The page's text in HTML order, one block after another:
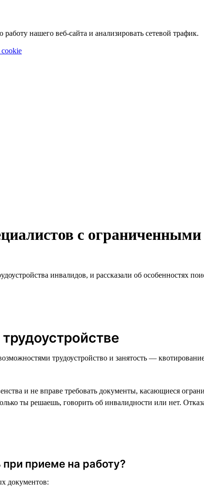
нашего веб-сайта и анализировать сетевой трафик.
с
инвалидов, и рассказали об особенностях
трудоустройство и занятость —
и не вправе требовать документы, касающиеся
ты решаешь, говорить об инвалидности или нет.
приеме на работу?
документов: